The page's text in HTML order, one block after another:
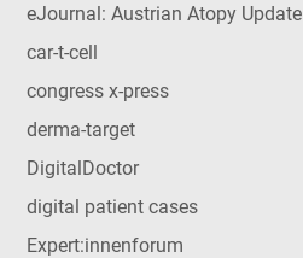
eJournal: Austrian Atopy Update
car-t-cell
congress x-press
derma-target
DigitalDoctor
digital patient cases
Expert:innenforum